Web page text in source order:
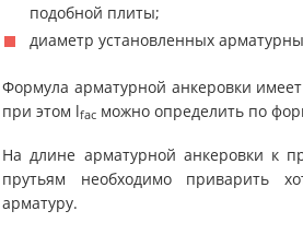
подобной плиты;
диаметр установленных
Формула арматурной анкеровки
при этом lfac можно определить по
На длине арматурной анкеровки к
прутьям необходимо приварить
арматуру.